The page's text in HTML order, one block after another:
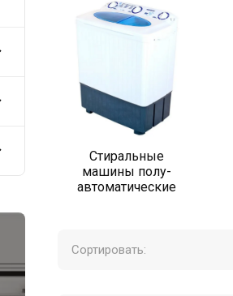
Стиральные
машины полу-
автоматические
Сортировать: